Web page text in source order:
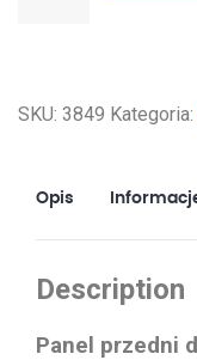
ładowania
SKU: 3849 Kategoria:
Opis
Description
Panel przedni